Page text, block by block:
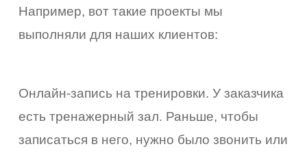
Например, вот такие проекты мы
выполняли для наших клиентов:
Онлайн-запись на тренировки. У заказчика
есть тренажерный зал. Раньше, чтобы
записаться в него, нужно было звонить или